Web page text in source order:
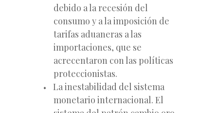
debido a la recesión del
consumo y a la imposición de
tarifas aduaneras a las
importaciones, que se
acrecentaron con las políticas
proteccionistas.
La inestabilidad del sistema
monetario internacional. El